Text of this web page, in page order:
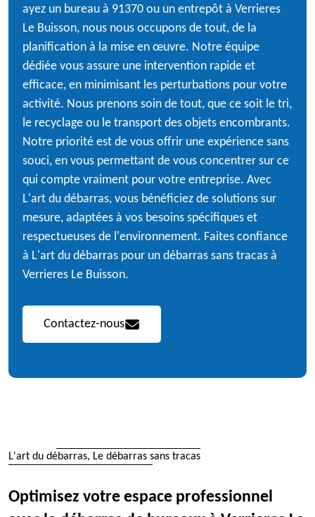
ayez un bureau à 91370 ou un entrepôt à Verrieres
Le Buisson, nous nous occupons de tout, de la
planification à la mise en œuvre. Notre équipe
dédiée vous assure une intervention rapide et
efficace, en minimisant les perturbations pour votre
activité. Nous prenons soin de tout, que ce soit le tri,
le recyclage ou le transport des objets encombrants.
Notre priorité est de vous offrir une expérience sans
souci, en vous permettant de vous concentrer sur ce
qui compte vraiment pour votre entreprise. Avec
L'art du débarras, vous bénéficiez de solutions sur
mesure, adaptées à vos besoins spécifiques et
respectueuses de l'environnement. Faites confiance
à L'art du débarras pour un débarras sans tracas à
Verrieres Le Buisson.
Contactez-nous
L'art du débarras, Le débarras sans tracas
Optimisez votre espace professionnel